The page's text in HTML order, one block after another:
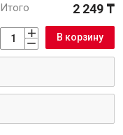
Итого 2 249 ₸
В корзину